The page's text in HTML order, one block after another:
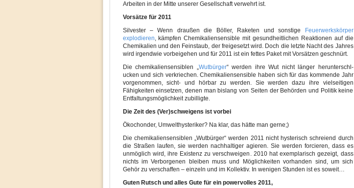
Arbeiten in der Mitte unserer Gesellschaft verwehrt ist.
Vorsätze für 2011
Silvester – Wenn draußen die Böller, Raketen und sonstige Feuerwerkskörper
explodieren, kämpfen Chemikaliensensible mit gesundheitlichen Reaktionen auf die
Chemikalien und den Feinstaub, der freigesetzt wird. Doch die letzte Nacht des Jahres
wird irgendwie vorbeigehen und für 2011 ist ein fettes Paket mit Vorsätzen geschnürt.
Die chemikaliensensiblen „Wutbürger“ werden ihre Wut nicht länger herunterschl-
ucken und sich verkriechen. Chemikaliensensible haben sich für das kommende Jahr
vorgenommen, sicht- und hörbar zu werden. Sie werden dazu ihre vielseitigen
Fähigkeiten einsetzen, denen man bislang von Seiten der Behörden und Politik keine
Entfaltungsmöglichkeit zubilligte.
Die Zeit des (Ver)schweigens ist vorbei
Ökochonder, Umwelthysteriker? Na klar, das hätte man gerne;)
Die chemikaliensensiblen „Wutbürger“ werden 2011 nicht hysterisch schreiend durch
die Straßen laufen, sie werden nachhaltiger agieren. Sie werden forcieren, dass es
unmöglich wird, ihre Existenz zu verschweigen. 2010 hat exemplarisch gezeigt, dass
nichts im Verborgenen bleiben muss und Möglichkeiten vorhanden sind, um sich
Gehör zu verschaffen – einzeln und im Kollektiv. In wenigen Stunden ist es soweit…
Guten Rutsch und alles Gute für ein powervolles 2011,